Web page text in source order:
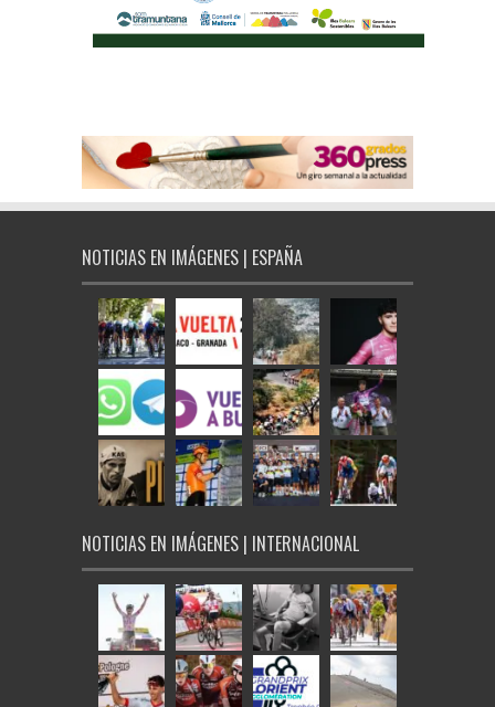
NOTICIAS EN IMÁGENES | ESPAÑA
NOTICIAS EN IMÁGENES | INTERNACIONAL